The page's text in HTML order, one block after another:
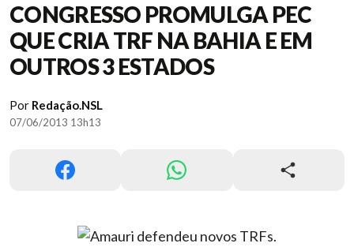
CONGRESSO PROMULGA PEC
QUE CRIA TRF NA BAHIA E EM
OUTROS 3 ESTADOS
Por Redação.NSL
07/06/2013 13h13